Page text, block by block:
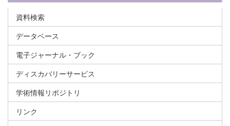
資料検索
データベース
電子ジャーナル・ブック
ディスカバリーサービス
学術情報リポジトリ
リンク